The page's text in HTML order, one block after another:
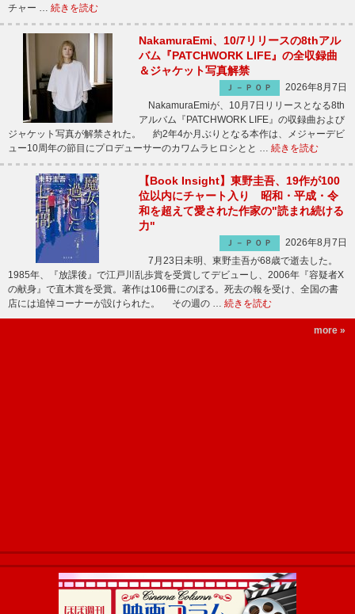
チャー … 続きを読む
NakamuraEmi、10/7リリースの8thアル
バム『PATCHWORK LIFE』の全収録曲
＆ジャケット写真解禁
Ｊ－ＰＯＰ
2026年8月7日
NakamuraEmiが、10月7日リリースとなる8th
アルバム『PATCHWORK LIFE』の収録曲および
ジャケット写真が解禁された。 約2年4か月ぶりとなる本作は、メジャーデビ
ュー10周年の節目にプロデューサーのカワムラヒロシとと … 続きを読む
【Book Insight】東野圭吾、19作が100
位以内にチャート入り 昭和・平成・令
和を超えて愛された作家の"読まれ続ける
力"
Ｊ－ＰＯＰ
2026年8月7日
7月23日未明、東野圭吾が68歳で逝去した。
1985年、『放課後』で江戸川乱歩賞を受賞してデビューし、2006年『容疑者X
の献身』で直木賞を受賞。著作は106冊にのぼる。死去の報を受け、全国の書
店には追悼コーナーが設けられた。 その週の … 続きを読む
more »